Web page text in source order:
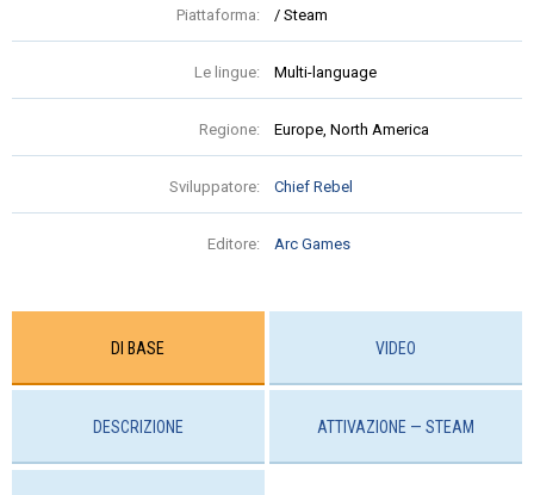
Piattaforma: / Steam
Le lingue: Multi-language
Regione: Europe, North America
Sviluppatore: Chief Rebel
Editore: Arc Games
DI BASE VIDEO
DESCRIZIONE ATTIVAZIONE — STEAM